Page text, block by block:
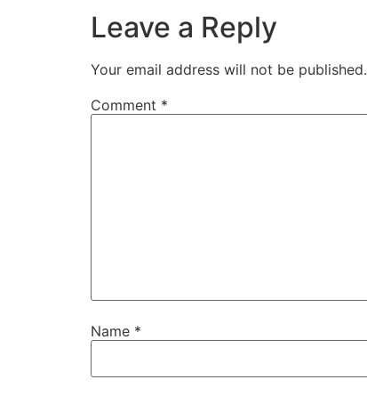
Leave a Reply
Your email address will not be published.
Comment *
Name *